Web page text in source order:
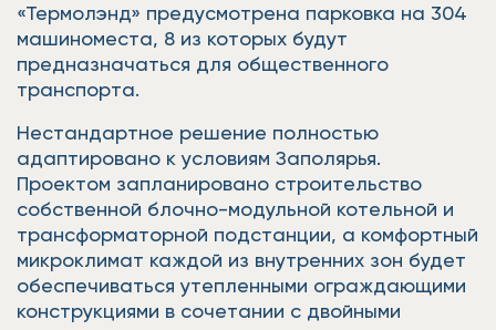
«Термолэнд» предусмотрена парковка на 304
машиноместа, 8 из которых будут
предназначаться для общественного
транспорта.
Нестандартное решение полностью
адаптировано к условиям Заполярья.
Проектом запланировано строительство
собственной блочно-модульной котельной и
трансформаторной подстанции, а комфортный
микроклимат каждой из внутренних зон будет
обеспечиваться утепленными ограждающими
конструкциями в сочетании с двойными